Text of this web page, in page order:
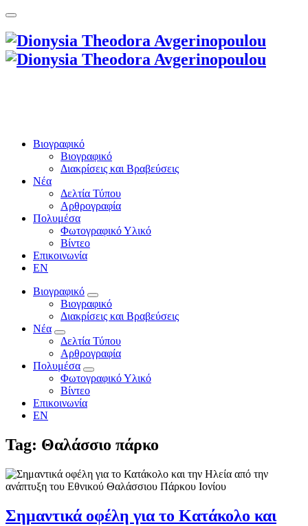
Βιογραφικό
Βιογραφικό
Διακρίσεις και Βραβεύσεις
Νέα
Δελτία Τύπου
Αρθρογραφία
Πολυμέσα
Φωτογραφικό Υλικό
Βίντεο
Επικοινωνία
EN
Βιογραφικό
Βιογραφικό
Διακρίσεις και Βραβεύσεις
Νέα
Δελτία Τύπου
Αρθρογραφία
Πολυμέσα
Φωτογραφικό Υλικό
Βίντεο
Επικοινωνία
EN
Tag: Θαλάσσιο πάρκο
Σημαντικά οφέλη για το Κατάκολο και